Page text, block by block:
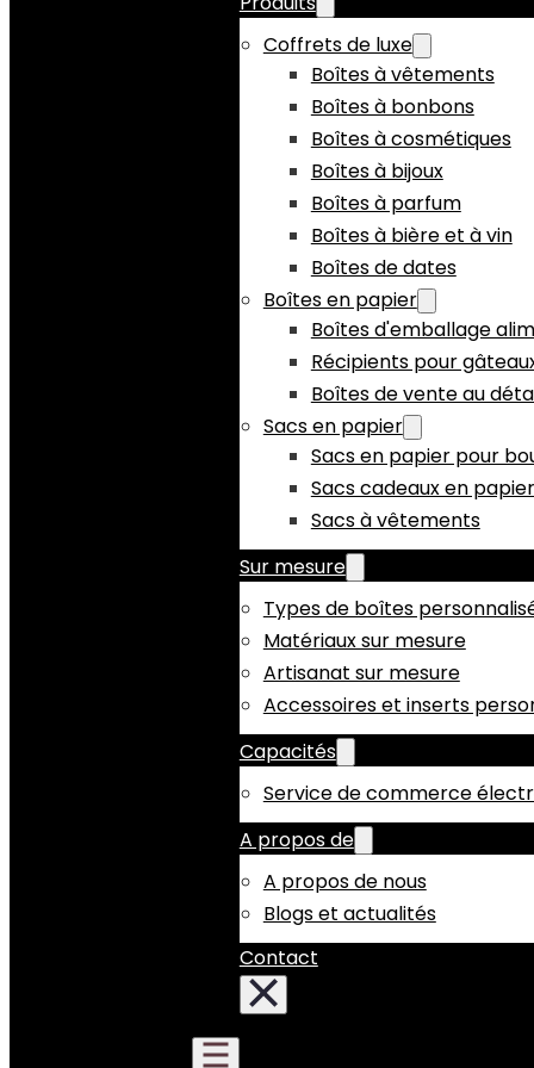
Coffrets de luxe
Boîtes à vêtements
Boîtes à bonbons
Boîtes à cosmétiques
Boîtes à bijoux
Boîtes à parfum
Boîtes à bière et à vin
Boîtes de dates
Boîtes en papier
Boîtes d'emballage
Récipients pour
Boîtes de vente au
Sacs en papier
Sacs en papier pour
Sacs cadeaux en papier
Sacs à vêtements
Sur mesure
Types de boîtes
Matériaux sur mesure
Artisanat sur mesure
Accessoires et inserts
Capacités
Service de commerce
A propos de
A propos de nous
Blogs et actualités
Contact